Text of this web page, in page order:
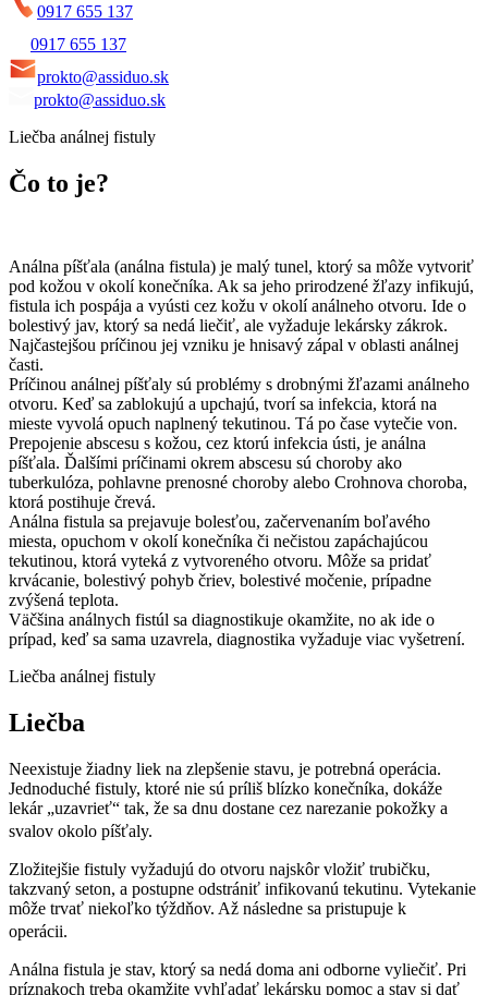
0917 655 137
0917 655 137
prokto@assiduo.sk
prokto@assiduo.sk
Liečba análnej fistuly
Čo to je?
Análna píšťala (análna fistula) je malý tunel, ktorý sa môže vytvoriť
pod kožou v okolí konečníka. Ak sa jeho prirodzené žľazy infikujú,
fistula ich pospája a vyústi cez kožu v okolí análneho otvoru. Ide o
bolestivý jav, ktorý sa nedá liečiť, ale vyžaduje lekársky zákrok.
Najčastejšou príčinou jej vzniku je hnisavý zápal v oblasti análnej
časti.
Príčinou análnej píšťaly sú problémy s drobnými žľazami análneho
otvoru. Keď sa zablokujú a upchajú, tvorí sa infekcia, ktorá na
mieste vyvolá opuch naplnený tekutinou. Tá po čase vytečie von.
Prepojenie abscesu s kožou, cez ktorú infekcia ústi, je análna
píšťala. Ďalšími príčinami okrem abscesu sú choroby ako
tuberkulóza, pohlavne prenosné choroby alebo Crohnova choroba,
ktorá postihuje črevá.
Análna fistula sa prejavuje bolesťou, začervenaním boľavého
miesta, opuchom v okolí konečníka či nečistou zapáchajúcou
tekutinou, ktorá vyteká z vytvoreného otvoru. Môže sa pridať
krvácanie, bolestivý pohyb čriev, bolestivé močenie, prípadne
zvýšená teplota.
Väčšina análnych fistúl sa diagnostikuje okamžite, no ak ide o
prípad, keď sa sama uzavrela, diagnostika vyžaduje viac vyšetrení.
Liečba análnej fistuly
Liečba
Neexistuje žiadny liek na zlepšenie stavu, je potrebná operácia.
Jednoduché fistuly, ktoré nie sú príliš blízko konečníka, dokáže
lekár „uzavrieť“ tak, že sa dnu dostane cez narezanie pokožky a
svalov okolo píšťaly.
Zložitejšie fistuly vyžadujú do otvoru najskôr vložiť trubičku,
takzvaný seton, a postupne odstrániť infikovanú tekutinu. Vytekanie
môže trvať niekoľko týždňov. Až následne sa pristupuje k
operácii.
Análna fistula je stav, ktorý sa nedá doma ani odborne vyliečiť. Pri
príznakoch treba okamžite vyhľadať lekársku pomoc a stav si dať